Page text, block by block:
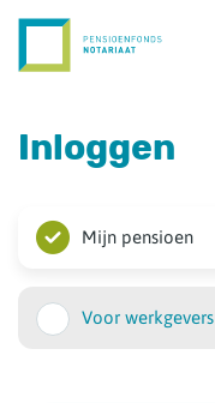
inhoud
Inloggen
Mijn pensioen
Voor werkgevers